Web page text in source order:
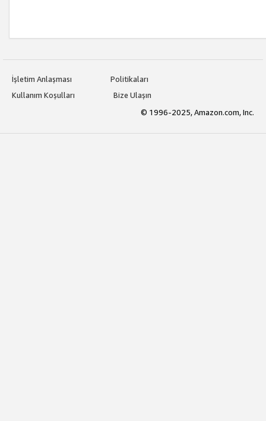
İşletim Anlaşması
Politikaları
Kullanım Koşulları
Bize Ulaşın
© 1996-2025, Amazon.com, Inc.